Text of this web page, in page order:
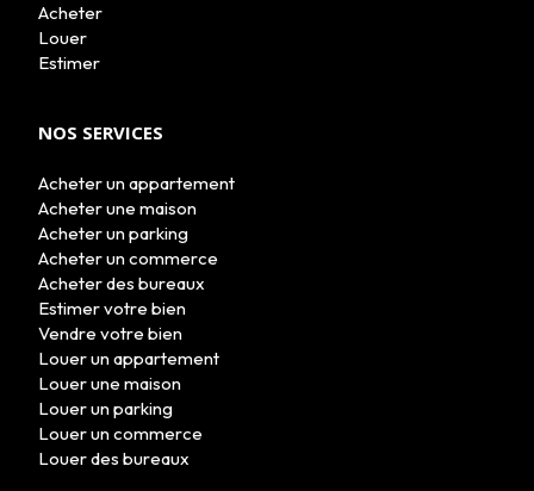
Acheter
Louer
Estimer
NOS SERVICES
Acheter un appartement
Acheter une maison
Acheter un parking
Acheter un commerce
Acheter des bureaux
Estimer votre bien
Vendre votre bien
Louer un appartement
Louer une maison
Louer un parking
Louer un commerce
Louer des bureaux